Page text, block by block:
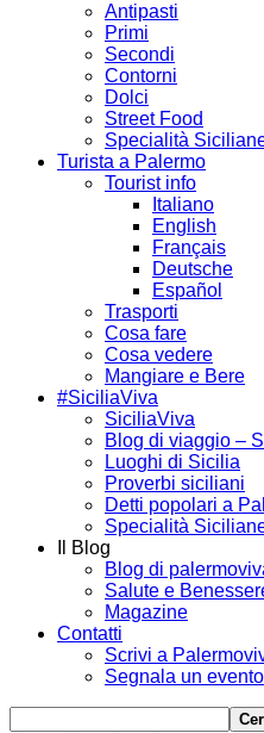
Antipasti
Primi
Secondi
Contorni
Dolci
Street Food
Specialità
Turista a Palermo
Tourist info
Italiano
English
Français
Deutsche
Español
Trasporti
Cosa fare
Cosa vedere
Mangiare e Bere
#SiciliaViva
SiciliaViva
Blog di viaggio –
Luoghi di Sicilia
Proverbi siciliani
Detti popolari a
Specialità
Il Blog
Blog di
Salute e
Magazine
Contatti
Scrivi a
Segnala un evento